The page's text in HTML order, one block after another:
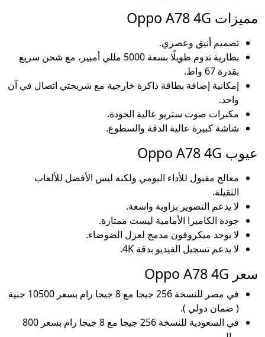
مميزات Oppo A78 4G
تصميم أنيق وعصري.
بطارية تدوم طويلًا بسعة 5000 مللي أمبير، مع شحن سريع
بقدرة 67 واط.
إمكانية إضافة بطاقة ذاكرة خارجية مع شريحتي اتصال في آن
واحد.
مكبرات صوت ستريو عالية الجودة.
شاشة كبيرة عالية الدقة والسطوع.
عيوب Oppo A78 4G
معالج مقبول للأداء اليومي ولكنه ليس الأفضل للألعاب
الثقيلة.
لا يدعم التصوير بزاوية واسعة.
جودة الكاميرا الأمامية ليست ممتازة.
لا يوجد ميكروفون مدمج لعزل الضوضاء.
لا يدعم تسجيل الفيديو بدقة 4K.
سعر Oppo A78 4G
في مصر للنسخة 256 جيجا مع 8 جيجا رام بسعر 10500 جنية
( ضمان دولي ).
في السعودية للنسخة 256 جيجا مع 8 جيجا رام بسعر 800